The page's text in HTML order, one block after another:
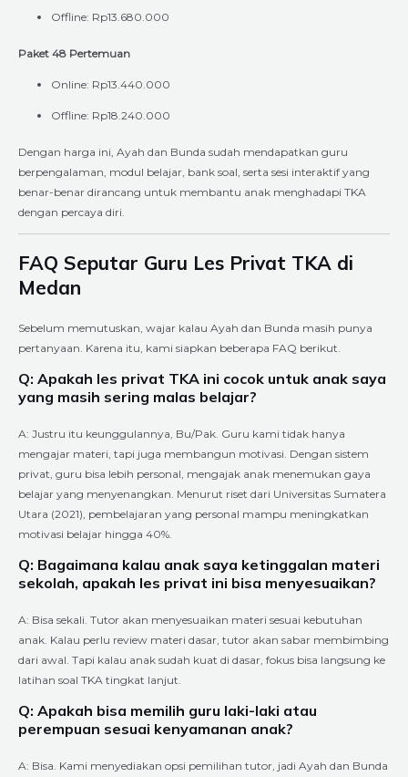
Offline: Rp13.680.000
Paket 48 Pertemuan
Online: Rp13.440.000
Offline: Rp18.240.000
Dengan harga ini, Ayah dan Bunda sudah mendapatkan guru
berpengalaman, modul belajar, bank soal, serta sesi interaktif yang
benar-benar dirancang untuk membantu anak menghadapi TKA
dengan percaya diri.
FAQ Seputar Guru Les Privat TKA di
Medan
Sebelum memutuskan, wajar kalau Ayah dan Bunda masih punya
pertanyaan. Karena itu, kami siapkan beberapa FAQ berikut.
Q: Apakah les privat TKA ini cocok untuk anak saya
yang masih sering malas belajar?
A: Justru itu keunggulannya, Bu/Pak. Guru kami tidak hanya
mengajar materi, tapi juga membangun motivasi. Dengan sistem
privat, guru bisa lebih personal, mengajak anak menemukan gaya
belajar yang menyenangkan. Menurut riset dari Universitas Sumatera
Utara (2021), pembelajaran yang personal mampu meningkatkan
motivasi belajar hingga 40%.
Q: Bagaimana kalau anak saya ketinggalan materi
sekolah, apakah les privat ini bisa menyesuaikan?
A: Bisa sekali. Tutor akan menyesuaikan materi sesuai kebutuhan
anak. Kalau perlu review materi dasar, tutor akan sabar membimbing
dari awal. Tapi kalau anak sudah kuat di dasar, fokus bisa langsung ke
latihan soal TKA tingkat lanjut.
Q: Apakah bisa memilih guru laki-laki atau
perempuan sesuai kenyamanan anak?
A: Bisa. Kami menyediakan opsi pemilihan tutor, jadi Ayah dan Bunda